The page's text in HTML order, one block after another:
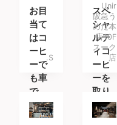
お目
当て
はコ
ーヒ
ーで
も車
で
も。
.S
スペ
シャ
ルテ
ィコ
ーヒ
ーを
取り
扱う
コー
Unir
阪急う
めだ本
店10F
スーク
店